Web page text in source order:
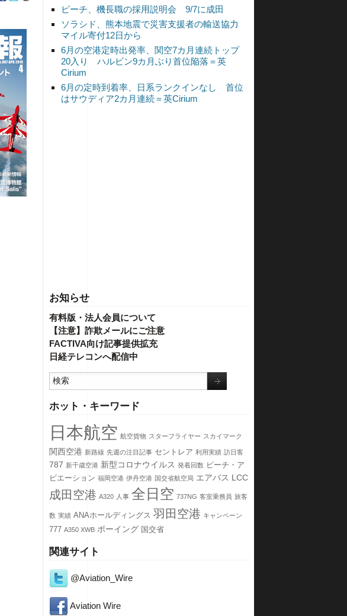
ピーチ、機長職の採用説明会 9/7に成田
ソラシド、熊本地震で災害支援者の輸送協力
マイル寄付12日から
6月の空港定時出発率、関空7カ月連続トップ
20入り ハルビン9カ月ぶり首位陥落＝英
Cirium
6月の定時到着率、日系ランクインなし 首位
はサウディア2カ月連続＝英Cirium
お知らせ
有料版・法人会員について
【注意】詐欺メールにご注意
FACTIVA向け記事提供拡充
日経テレコンへ配信中
ホット・キーワード
日本航空 航空貨物 スターフライヤー スカイマーク
関西空港 新路線 先週の注目記事 セントレア 利用実績 訪日客
787 新千歳空港 新型コロナウイルス 発着回数 ピーチ・ア
ビエーション 福岡空港 伊丹空港 国交省航空局 エアバス LCC
成田空港 A320 人事 全日空 737NG 客室乗務員 旅客
数 実績 ANAホールディングス 羽田空港 キャンペーン
777 A350 XWB ボーイング 国交省
関連サイト
@Aviation_Wire
Aviation Wire